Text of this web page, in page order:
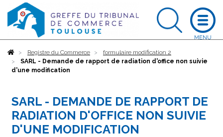
AccueilRegistre du Commerce
formulaire modification 2
SARL - Demande de rapport de radiation d'office non suivie
d'une modification
SARL - DEMANDE DE RAPPORT DE
RADIATION D'OFFICE NON SUIVIE
D'UNE MODIFICATION